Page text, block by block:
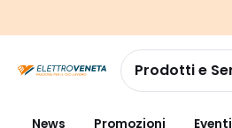
navigazionealla
pagina
Prodotti e
News Promozioni Eventi